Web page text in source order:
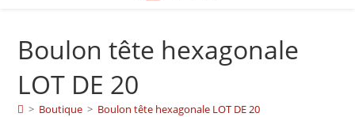
Boulon tête hexagonale
LOT DE 20
> Boutique > Boulon tête hexagonale LOT DE 20